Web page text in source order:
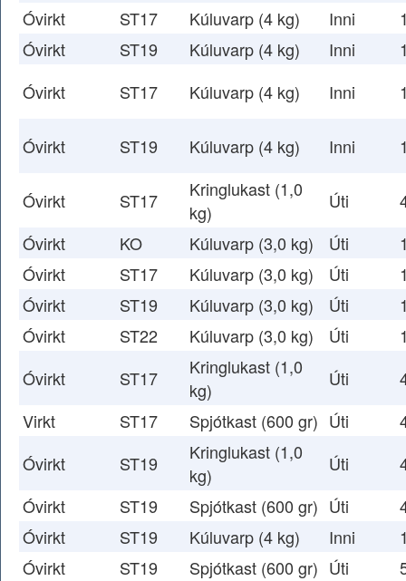
Óvirkt
ST17 Kúluvarp (4 kg) Inni
Óvirkt
ST19 Kúluvarp (4 kg) Inni
Óvirkt
ST17 Kúluvarp (4 kg) Inni
Óvirkt ST19 Kúluvarp (4 kg) Inni
Óvirkt ST17
Kringlukast (1,0
kg)
Úti
Óvirkt
KO Kúluvarp (3,0 kg) Úti
Óvirkt
ST17 Kúluvarp (3,0 kg) Úti
Óvirkt
ST19 Kúluvarp (3,0 kg) Úti
Óvirkt
ST22 Kúluvarp (3,0 kg) Úti
Óvirkt
ST17
Kringlukast (1,0
kg)
Úti
Virkt
ST17 Spjótkast (600 gr) Úti
Óvirkt
ST19
Kringlukast (1,0
kg)
Úti
Óvirkt
ST19 Spjótkast (600 gr) Úti
Óvirkt
ST19 Kúluvarp (4 kg) Inni
Óvirkt
ST19 Spjótkast (600 gr) Úti